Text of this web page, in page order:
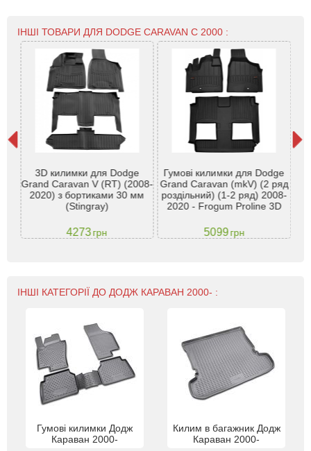
ІНШІ ТОВАРИ ДЛЯ DODGE CARAVAN С 2000 :
3D килимки для Dodge
Grand Caravan V (RT) (2008-
2020) з бортиками 30 мм
(Stingray)
4273грн
Гумові килимки для Dodge
Grand Caravan (mkV) (2 ряд
роздільний) (1-2 ряд) 2008-
2020 - Frogum Proline 3D
5099грн
ІНШІ КАТЕГОРІЇ ДО ДОДЖ КАРАВАН 2000- :
Гумові килимки Додж
Караван 2000-
Килим в багажник Додж
Караван 2000-